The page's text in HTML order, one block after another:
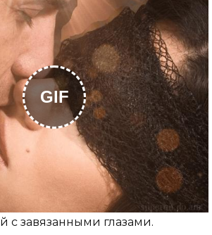
GIF
с завязанными глазами.